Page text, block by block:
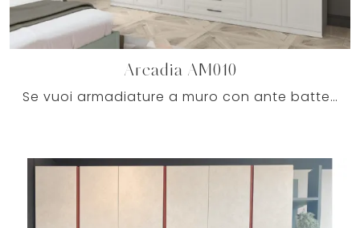
Arcadia AM010
Se vuoi armadiature a muro con ante battenti, clicca e scopri l'armadio Arcadia AM010 di Colombini Casa in melaminico.